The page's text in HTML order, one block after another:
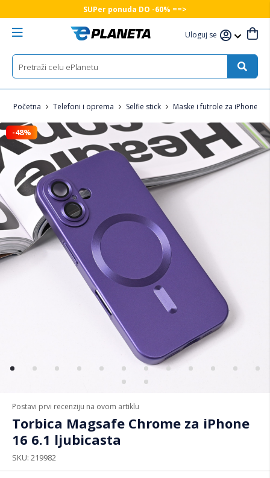
SUPer ponuda DO -60% ==>
Uloguj se
Početna Telefoni i oprema Selfie stick Maske i futrole za iPhone
Postavi prvi recenziju na ovom artiklu
Torbica Magsafe Chrome za iPhone
16 6.1 ljubicasta
SKU 219982
-48%